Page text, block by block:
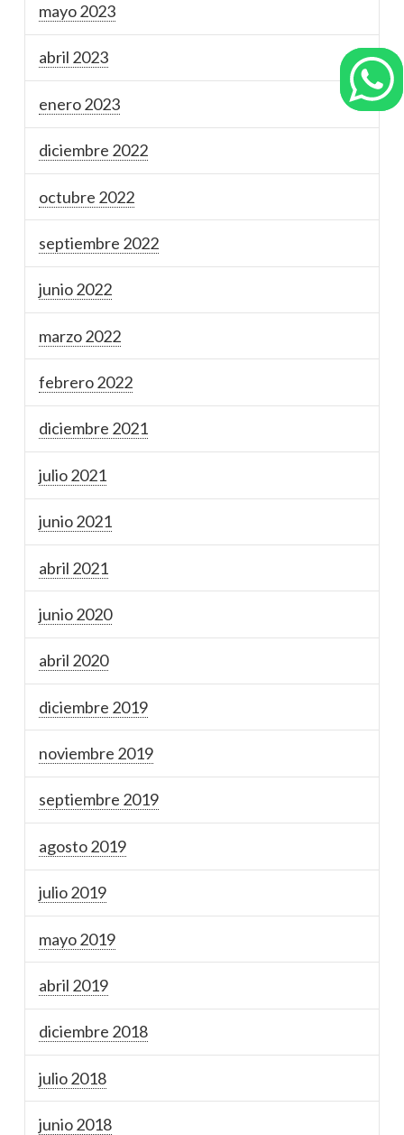
mayo 2023
abril 2023
enero 2023
diciembre 2022
octubre 2022
septiembre 2022
junio 2022
marzo 2022
febrero 2022
diciembre 2021
julio 2021
junio 2021
abril 2021
junio 2020
abril 2020
diciembre 2019
noviembre 2019
septiembre 2019
agosto 2019
julio 2019
mayo 2019
abril 2019
diciembre 2018
julio 2018
junio 2018